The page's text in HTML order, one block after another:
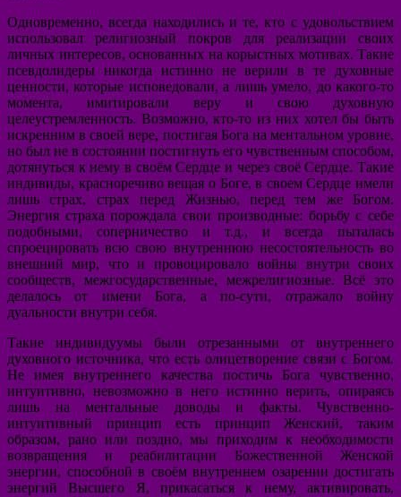
Одновременно, всегда находились и те, кто с удовольствием
использовал религиозный покров для реализации своих
личных интересов, основанных на корыстных мотивах. Такие
псевдолидеры никогда истинно не верили в те духовные
ценности, которые исповедовали, а лишь умело, до какого-то
момента, имитировали веру и свою духовную
целеустремленность. Возможно, кто-то из них хотел бы быть
искренним в своей вере, постигая Бога на ментальном уровне,
но был не в состоянии постигнуть его чувственным способом,
дотянуться к нему в своём Сердце и через своё Сердце. Такие
индивиды, красноречиво вещая о Боге, в своем Сердце имели
лишь страх, страх перед Жизнью, перед тем же Богом.
Энергия страха порождала свои производные: борьбу с себе
подобными, соперничество и т.д., и всегда пыталась
спроецировать всю свою внутреннюю несостоятельность во
внешний мир, что и провоцировало войны внутри своих
сообществ, межгосударственные, межрелигиозные. Всё это
делалось от имени Бога, а по-сути, отражало войну
дуальности внутри себя.
Такие индивидуумы были отрезанными от внутреннего
духовного источника, что есть олицетворение связи с Богом.
Не имея внутреннего качества постичь Бога чувственно,
интуитивно, невозможно в него истинно верить, опираясь
лишь на ментальные доводы и факты. Чувственно-
интуитивный принцип есть принцип Женский, таким
образом, рано или поздно, мы приходим к необходимости
возвращения и реабилитации Божественной Женской
энергии, способной в своём внутреннем озарении достигать
энергий Высшего Я, прикасаться к нему, активировать,